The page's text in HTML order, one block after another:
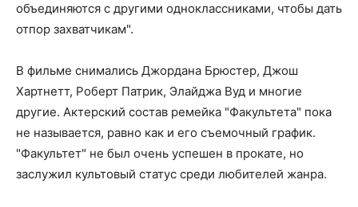
объединяются с другими одноклассниками, чтобы дать
отпор захватчикам".
В фильме снимались Джордана Брюстер, Джош
Хартнетт, Роберт Патрик, Элайджа Вуд и многие
другие. Актерский состав ремейка "Факультета" пока
не называется, равно как и его съемочный график.
"Факультет" не был очень успешен в прокате, но
заслужил культовый статус среди любителей жанра.